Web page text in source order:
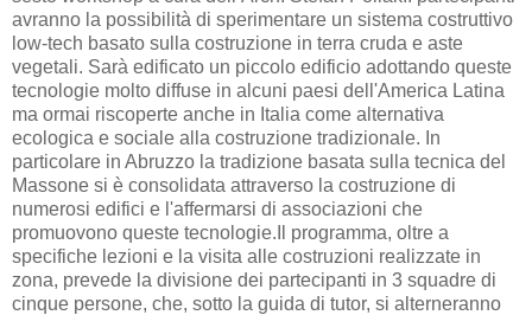
avranno la possibilità di sperimentare un sistema costruttivo
low-tech basato sulla costruzione in terra cruda e aste
vegetali. Sarà edificato un piccolo edificio adottando queste
tecnologie molto diffuse in alcuni paesi dell'America Latina
ma ormai riscoperte anche in Italia come alternativa
ecologica e sociale alla costruzione tradizionale. In
particolare in Abruzzo la tradizione basata sulla tecnica del
Massone si è consolidata attraverso la costruzione di
numerosi edifici e l'affermarsi di associazioni che
promuovono queste tecnologie.Il programma, oltre a
specifiche lezioni e la visita alle costruzioni realizzate in
zona, prevede la divisione dei partecipanti in 3 squadre di
cinque persone, che, sotto la guida di tutor, si alterneranno